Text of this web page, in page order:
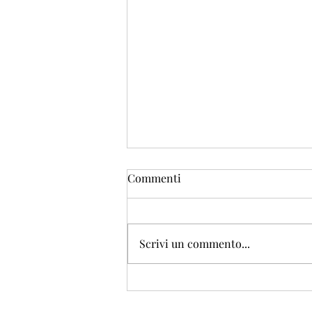
Firenze vista dai
Commenti
Scrivi un commento...